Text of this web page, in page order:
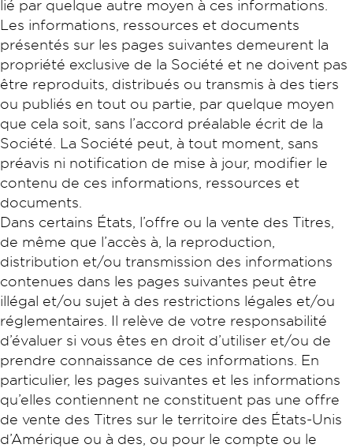
lié par quelque autre moyen à ces informations.
Les informations, ressources et documents
présentés sur les pages suivantes demeurent la
propriété exclusive de la Société et ne doivent pas
être reproduits, distribués ou transmis à des tiers
ou publiés en tout ou partie, par quelque moyen
que cela soit, sans l’accord préalable écrit de la
Société. La Société peut, à tout moment, sans
préavis ni notification de mise à jour, modifier le
contenu de ces informations, ressources et
documents.
Dans certains États, l’offre ou la vente des Titres,
de même que l’accès à, la reproduction,
distribution et/ou transmission des informations
contenues dans les pages suivantes peut être
illégal et/ou sujet à des restrictions légales et/ou
réglementaires. Il relève de votre responsabilité
d’évaluer si vous êtes en droit d’utiliser et/ou de
prendre connaissance de ces informations. En
particulier, les pages suivantes et les informations
qu’elles contiennent ne constituent pas une offre
de vente des Titres sur le territoire des États-Unis
d’Amérique ou à des, ou pour le compte ou le